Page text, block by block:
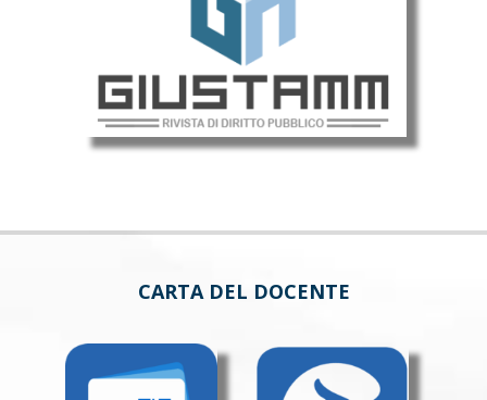
CARTA DEL DOCENTE